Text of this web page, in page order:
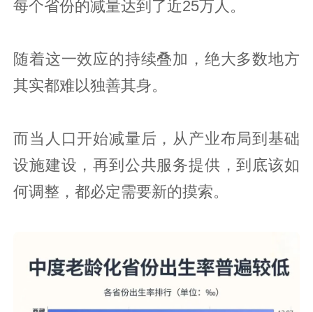
每个省份的减量达到了近25万人。
随着这一效应的持续叠加，绝大多数地方
其实都难以独善其身。
而当人口开始减量后，从产业布局到基础
设施建设，再到公共服务提供，到底该如
何调整，都必定需要新的摸索。